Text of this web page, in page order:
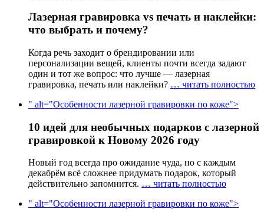
Лазерная гравировка vs печать и наклейки:
что выбрать и почему?
Когда речь заходит о брендировании или
персонализации вещей, клиенты почти всегда задают
один и тот же вопрос: что лучше — лазерная
гравировка, печать или наклейки? … читать полностью
" alt="Особенности лазерной гравировки по коже">
10 идей для необычных подарков с лазерной
гравировкой к Новому 2026 году
Новый год всегда про ожидание чуда, но с каждым
декабрём всё сложнее придумать подарок, который
действительно запомнится. … читать полностью
" alt="Особенности лазерной гравировки по коже">